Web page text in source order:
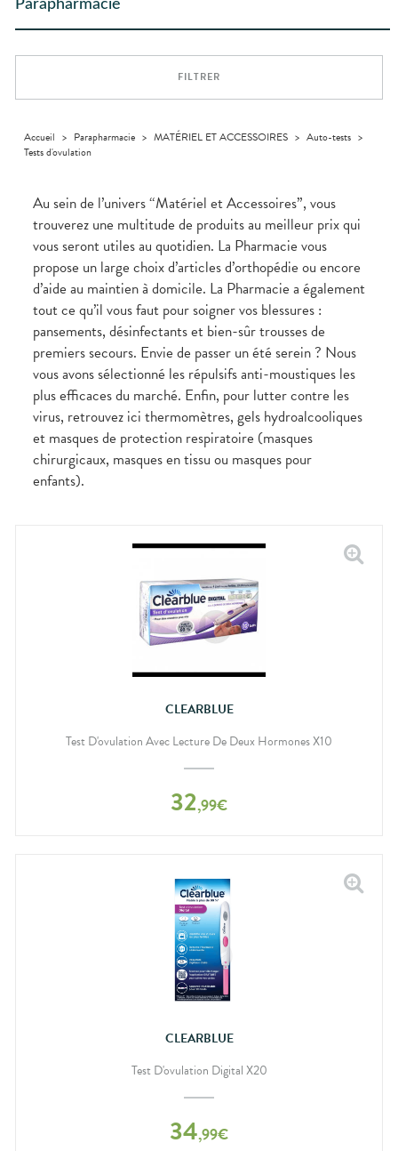
pharmacie
alimentaires
Dispositifs
CHEVEUX
Cheveux
Corps
Solaire
Premiers soins
Verrues
Vermifuges
Sécheresses
MATÉRIEL ET
ACCESSOIRES
Etendre
articulaires
musculaires
vasculaire
Surpoids
Irritations
Lavages
des yeux
OREILLES
- NEZ -Etendre
de gorge
Rhumes
- état
grippaux
Soins
des
oreilles
Toux
grasses
Toux
sèches
NUTRITION
Boissons et
Aliments
Compléments
alimentaires
SEVRAGE
TABAGIQUE
Etendre
Gommes
Pastilles
Patchs
Sprays
SOINS
DENTAIRES
Etendre
Soins
dentaires
Bains de
bouche
Gencives
Hygiène
bucco-
dentaire
TROUBLES DE
LA
CIRCULATION
Etendre
Jambes
lourdes
PHARMACIES
DISPOSITIFS
APPLICATION
D’ORDONNANCE
Parapharmacie
FILTRER
Accueil > Parapharmacie > MATÉRIEL ET ACCESSOIRES > Auto-tests >
Tests d'ovulation
Au sein de l’univers “Matériel et Accessoires”, vous
trouverez une multitude de produits au meilleur prix qui
vous seront utiles au quotidien. La Pharmacie vous
propose un large choix d’articles d’orthopédie ou encore
d’aide au maintien à domicile. La Pharmacie a également
tout ce qu’il vous faut pour soigner vos blessures :
pansements, désinfectants et bien-sûr trousses de
premiers secours. Envie de passer un été serein ? Nous
vous avons sélectionné les répulsifs anti-moustiques les
plus efficaces du marché. Enfin, pour lutter contre les
virus, retrouvez ici thermomètres, gels hydroalcooliques
et masques de protection respiratoire (masques
chirurgicaux, masques en tissu ou masques pour
enfants).
CLEARBLUE
Test D'ovulation Avec Lecture De Deux Hormones X10
32,99€
CLEARBLUE
Test D'ovulation Digital X20
34,99€